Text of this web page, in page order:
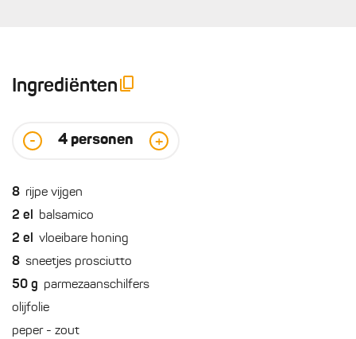
Ingrediënten
- 4 personen +
8 rijpe vijgen
2 el balsamico
2 el vloeibare honing
8 sneetjes prosciutto
50 g parmezaanschilfers
olijfolie
peper - zout